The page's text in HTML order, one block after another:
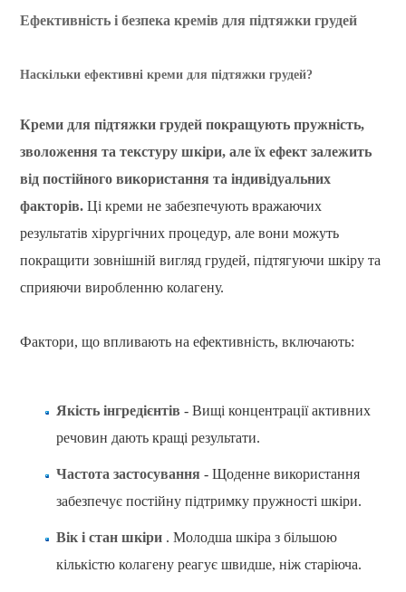
Ефективність і безпека кремів для підтяжки грудей
Наскільки ефективні креми для підтяжки грудей?
Креми для підтяжки грудей покращують пружність,
зволоження та текстуру шкіри, але їх ефект залежить
від постійного використання та індивідуальних
факторів. Ці креми не забезпечують вражаючих
результатів хірургічних процедур, але вони можуть
покращити зовнішній вигляд грудей, підтягуючи шкіру та
сприяючи виробленню колагену.
Фактори, що впливають на ефективність, включають:
Якість інгредієнтів - Вищі концентрації активних
речовин дають кращі результати.
Частота застосування - Щоденне використання
забезпечує постійну підтримку пружності шкіри.
Вік і стан шкіри . Молодша шкіра з більшою
кількістю колагену реагує швидше, ніж старіюча.